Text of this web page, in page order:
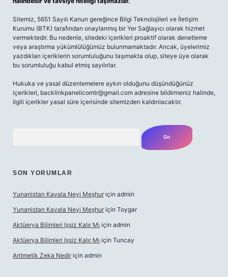
Sitemiz, 5651 Sayılı Kanun gereğince Bilgi Teknolojileri ve İletişim
Kurumu (BTK) tarafından onaylanmış bir Yer Sağlayıcı olarak hizmet
vermektedir. Bu nedenle, sitedeki içerikleri proaktif olarak denetleme
veya araştırma yükümlülüğümüz bulunmamaktadır. Ancak, üyelerimiz
yazdıkları içeriklerin sorumluluğunu taşımakta olup, siteye üye olarak
bu sorumluluğu kabul etmiş sayılırlar.
Hukuka ve yasal düzenlemelere aykırı olduğunu düşündüğünüz
içerikleri, backlinkpanelicomtr@gmail.com adresine bildirmeniz halinde,
ilgili içerikler yasal süre içerisinde sitemizden kaldırılacaktır.
SON YORUMLAR
Yunanistan Kavala Neyi Meşhur için admin
Yunanistan Kavala Neyi Meşhur için Toygar
Aktüerya Bilimleri Işsiz Kalır Mı için admin
Aktüerya Bilimleri Işsiz Kalır Mı için Tuncay
Aritmetik Zeka Nedir için admin